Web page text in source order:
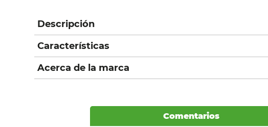
Descripción
Características
Acerca de la marca
Comentarios